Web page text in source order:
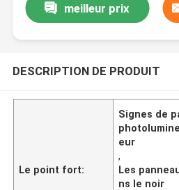
meilleur prix
DESCRIPTION DE PRODUIT
Le point fort:
Signes de
eur
,
Les
ns le noir